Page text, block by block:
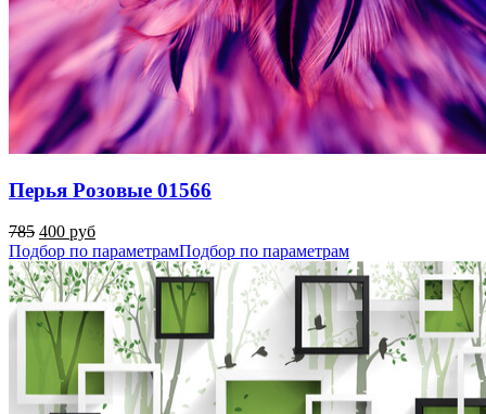
Перья Розовые 01566
785 400 руб
Подбор по параметрамПодбор по параметрам